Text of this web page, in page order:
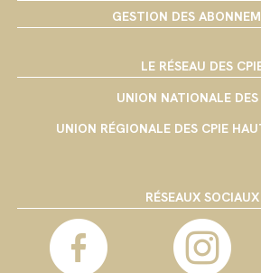
GESTION DES
LE RÉSEAU DES
UNION NATIONALE DES
UNION RÉGIONALE DES CPIE
RÉSEAUX SOCIAUX